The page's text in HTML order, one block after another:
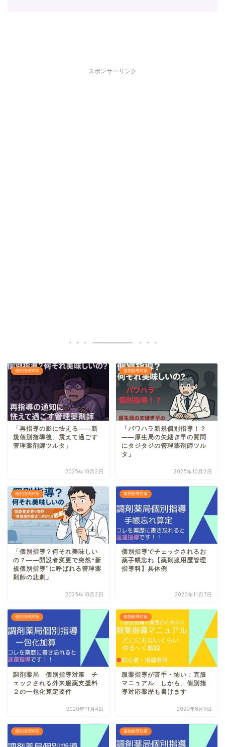
スポンサーリンク
個別指導対策
「再指導の影に怯える――新
規個別指導後、震えて過ごす
管理薬剤師ツルタ」
2025年10月2日
個別指導対策
「パワハラ新規個別指導！？
――厚生局の矢継ぎ早の質問
にタジタジの管理薬剤師ツル
タ」
2025年10月2日
個別指導対策
「個別指導？何それ美味しい
の？――開設者変更で突然“新
規個別指導”に呼ばれる管理薬
剤師の悲劇」
2025年10月2日
個別指導対策
個別指導でチェックされるお
薬手帳忘れ【薬剤服用歴管理
指導料】具体例
2020年11月7日
個別指導対策
調剤薬局 個別指導対策 チ
ェックされる外来服薬支援料
２の一包化算定要件
2020年11月4日
個別指導対策
服薬指導が苦手・怖い：克服
マニュアル しかも、個別指
導対応薬歴も書けます
2020年8月9日
個別指導対策 個別指導対策